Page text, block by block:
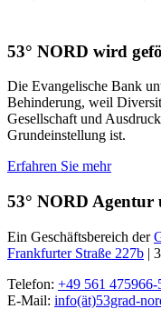
53° NORD wird
Die Evangelische Bank
Behinderung, weil
Gesellschaft und
Grundeinstellung ist.
Erfahren Sie mehr
53° NORD Agentur
Ein Geschäftsbereich der
Frankfurter Straße 227b |
Telefon: +49 561 475966-
E-Mail: info(ät)53grad-